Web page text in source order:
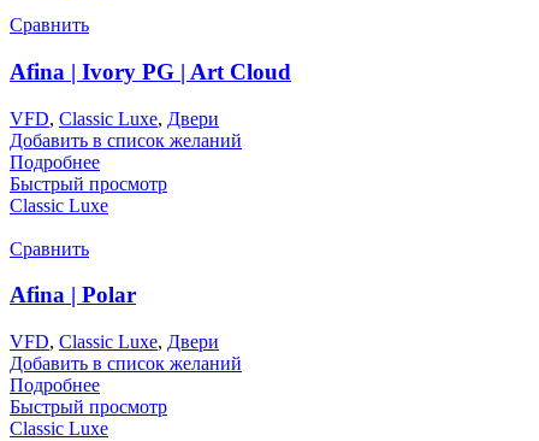
Сравнить
Afina | Ivory PG | Art Cloud
VFD, Classic Luxe, Двери
Добавить в список желаний
Подробнее
Быстрый просмотр
Classic Luxe
Сравнить
Afina | Polar
VFD, Classic Luxe, Двери
Добавить в список желаний
Подробнее
Быстрый просмотр
Classic Luxe